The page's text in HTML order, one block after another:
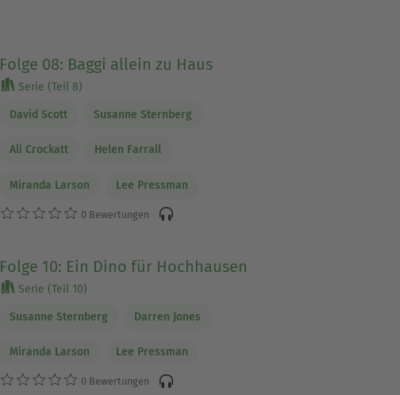
Folge 08: Baggi allein zu Haus
Serie (Teil 8)
David Scott Susanne Sternberg
Ali Crockatt Helen Farrall
Miranda Larson Lee Pressman
0 Bewertungen
Folge 10: Ein Dino für Hochhausen
Serie (Teil 10)
Susanne Sternberg Darren Jones
Miranda Larson Lee Pressman
0 Bewertungen